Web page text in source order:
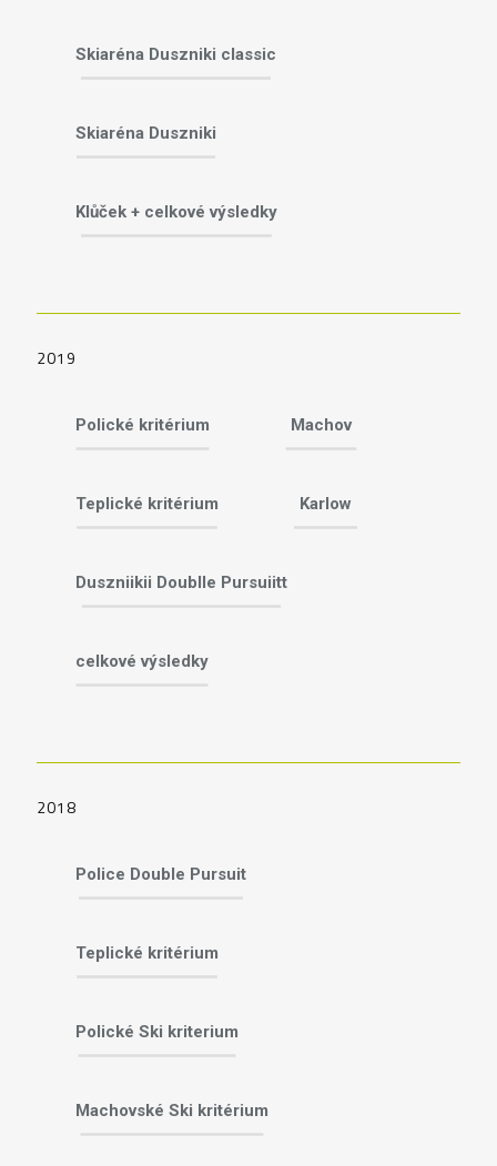
Skiaréna Duszniki classic
Skiaréna Duszniki
Klůček + celkové výsledky
2019
Polické kritérium Machov
Teplické kritérium Karlow
Duszniikii Doublle Pursuiitt
celkové výsledky
2018
Police Double Pursuit
Teplické kritérium
Polické Ski kriterium
Machovské Ski kritérium